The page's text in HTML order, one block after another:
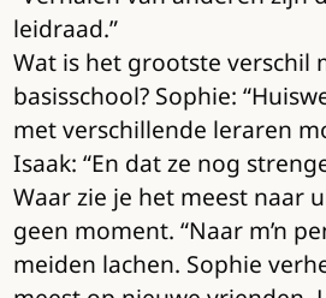
leidraad.”
Wat is het grootste verschil
basisschool? Sophie:
met verschillende leraren
Isaak: “En dat ze nog
Waar zie je het meest naar
geen moment. “Naar m’n
meiden lachen. Sophie